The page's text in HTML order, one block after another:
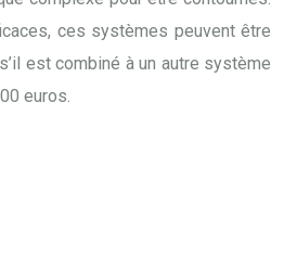
ces systèmes peuvent être
est combiné à un autre système
euros.